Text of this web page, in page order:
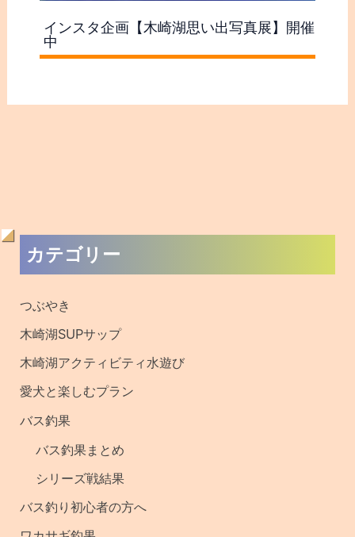
インスタ企画【木崎湖思い出写真展】開催
中
カテゴリー
つぶやき
木崎湖SUPサップ
木崎湖アクティビティ水遊び
愛犬と楽しむプラン
バス釣果
バス釣果まとめ
シリーズ戦結果
バス釣り初心者の方へ
去
・
釣
果